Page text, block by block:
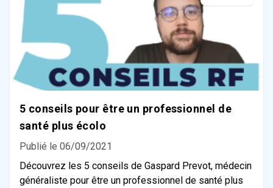
5 conseils pour être un professionnel de
santé plus écolo
Publié le 06/09/2021
Découvrez les 5 conseils de Gaspard Prevot, médecin
généraliste pour être un professionnel de santé plus